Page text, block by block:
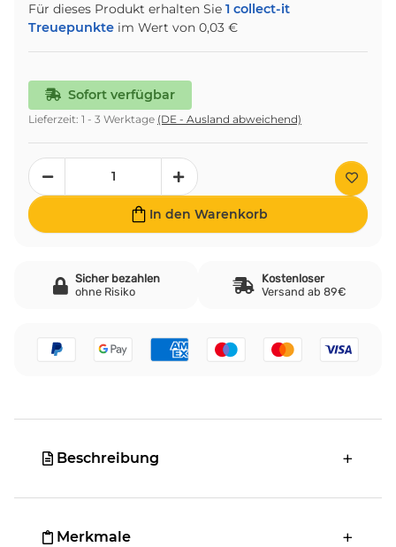
Für dieses Produkt erhalten Sie 1 collect-it
Treuepunkte im Wert von 0,03 €
Sofort verfügbar
Lieferzeit: 1 - 3 Werktage (DE - Ausland abweichend)
In den Warenkorb
Sicher bezahlen
ohne Risiko
Kostenloser
Versand ab 89€
Beschreibung
Merkmale